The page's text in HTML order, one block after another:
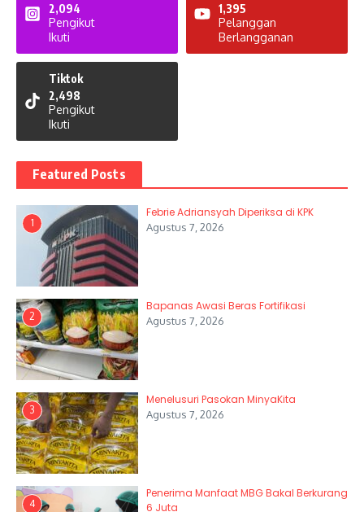
2,094
Pengikut
Ikuti
1,395
Pelanggan
Berlangganan
Tiktok
2,498
Pengikut
Ikuti
Featured Posts
1
Febrie Adriansyah Diperiksa di KPK
Agustus 7, 2026
2
Bapanas Awasi Beras Fortifikasi
Agustus 7, 2026
3
Menelusuri Pasokan MinyaKita
Agustus 7, 2026
4
Penerima Manfaat MBG Bakal Berkurang
6 Juta